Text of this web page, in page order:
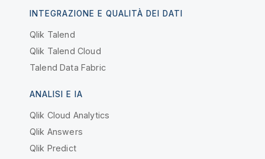
INTEGRAZIONE E QUALITÀ DEI DATI
Qlik Talend
Qlik Talend Cloud
Talend Data Fabric
ANALISI E IA
Qlik Cloud Analytics
Qlik Answers
Qlik Predict